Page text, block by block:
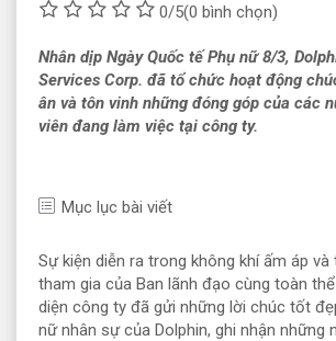
0/5(0 bình chọn)
Nhân dịp Ngày Quốc tế Phụ nữ 8/3,
Services Corp. đã tổ chức hoạt động
ân và tôn vinh những đóng góp của các
viên đang làm việc tại công ty.
Mục lục bài viết
Sự kiện diễn ra trong không khí ấm áp
tham gia của Ban lãnh đạo cùng toàn
diện công ty đã gửi những lời chúc tốt
nữ nhân sự của Dolphin, ghi nhận những